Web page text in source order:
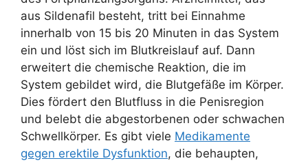
aus Sildenafil besteht, tritt bei Einnahme
innerhalb von 15 bis 20 Minuten in das System
ein und löst sich im Blutkreislauf auf. Dann
erweitert die chemische Reaktion, die im
System gebildet wird, die Blutgefäße im Körper.
Dies fördert den Blutfluss in die Penisregion
und belebt die abgestorbenen oder schwachen
Schwellkörper. Es gibt viele Medikamente
gegen erektile Dysfunktion, die behaupten,